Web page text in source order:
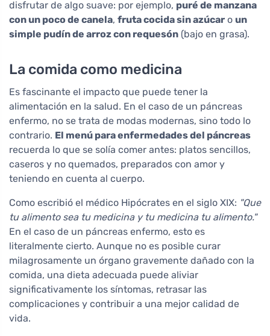
disfrutar de algo suave: por ejemplo, puré de manzana
con un poco de canela, fruta cocida sin azúcar o un
simple pudín de arroz con requesón (bajo en grasa).
La comida como medicina
Es fascinante el impacto que puede tener la
alimentación en la salud. En el caso de un páncreas
enfermo, no se trata de modas modernas, sino todo lo
contrario. El menú para enfermedades del páncreas
recuerda lo que se solía comer antes: platos sencillos,
caseros y no quemados, preparados con amor y
teniendo en cuenta al cuerpo.
Como escribió el médico Hipócrates en el siglo XIX: "Que
tu alimento sea tu medicina y tu medicina tu alimento."
En el caso de un páncreas enfermo, esto es
literalmente cierto. Aunque no es posible curar
milagrosamente un órgano gravemente dañado con la
comida, una dieta adecuada puede aliviar
significativamente los síntomas, retrasar las
complicaciones y contribuir a una mejor calidad de
vida.